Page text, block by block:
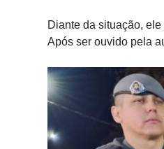
Diante da situação,
Após ser ouvido pela